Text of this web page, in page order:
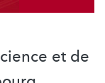
et de